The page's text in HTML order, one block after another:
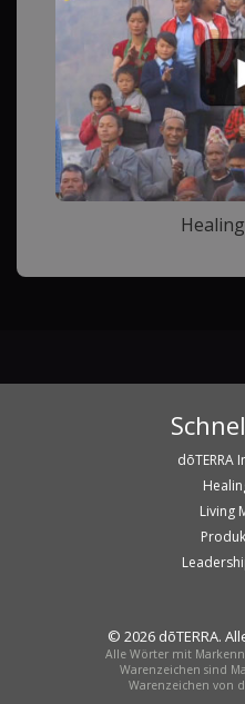
dōTERRA
Living
© 2026 dōTERRA.
Alle Wörter mit
Warenzeichen sind
Warenzeichen von